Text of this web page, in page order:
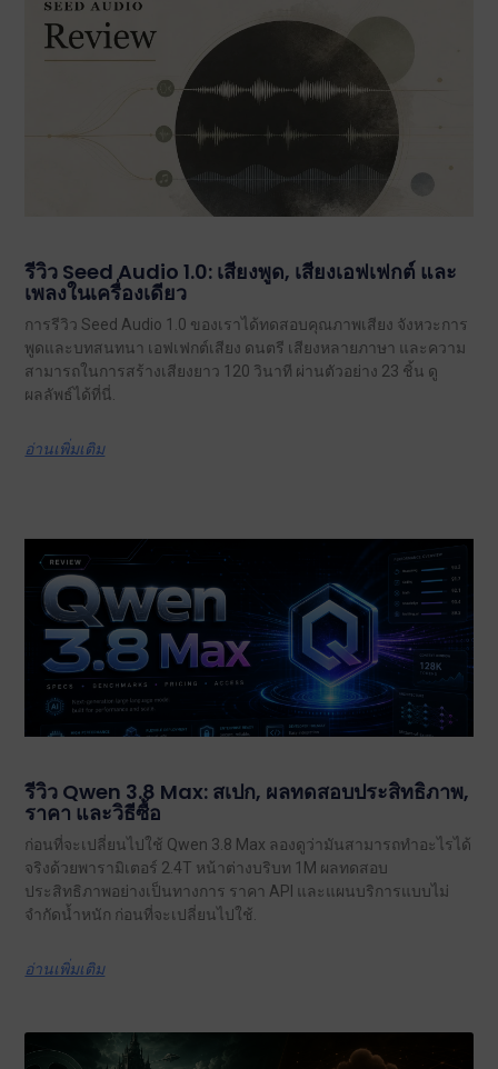
รีวิว Seed Audio 1.0: เสียงพูด, เสียงเอฟเฟกต์ และ
เพลงในเครื่องเดียว
การรีวิว Seed Audio 1.0 ของเราได้ทดสอบคุณภาพเสียง จังหวะการ
พูดและบทสนทนา เอฟเฟกต์เสียง ดนตรี เสียงหลายภาษา และความ
สามารถในการสร้างเสียงยาว 120 วินาที ผ่านตัวอย่าง 23 ชิ้น ดู
ผลลัพธ์ได้ที่นี่.
อ่านเพิ่มเติม
รีวิว Qwen 3.8 Max: สเปก, ผลทดสอบประสิทธิภาพ,
ราคา และวิธีซื้อ
ก่อนที่จะเปลี่ยนไปใช้ Qwen 3.8 Max ลองดูว่ามันสามารถทำอะไรได้
จริงด้วยพารามิเตอร์ 2.4T หน้าต่างบริบท 1M ผลทดสอบ
ประสิทธิภาพอย่างเป็นทางการ ราคา API และแผนบริการแบบไม่
จำกัดน้ำหนัก ก่อนที่จะเปลี่ยนไปใช้.
อ่านเพิ่มเติม